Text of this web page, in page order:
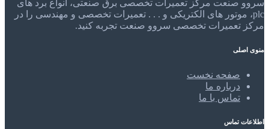
سروو صنعت مرکز تعمیرات تخصصی برق صنعتی، انواع برد های
plc، موتور های الکتریکی و . . . تعمیرات تخصصی و مهندسی را در
مرکز تعمیرات تخصصی سروو صنعت تجربه کنید.
منوی اصلی
صفحه نخست
درباره ما
تماس با ما
اطلاعات تماس